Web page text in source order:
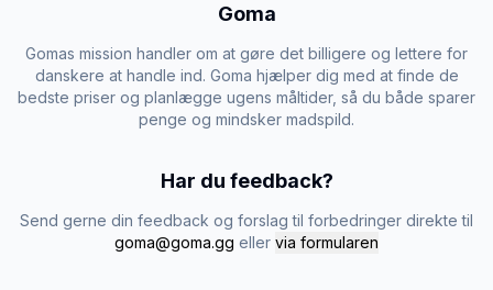
Goma
Gomas mission handler om at gøre det billigere og lettere for
danskere at handle ind. Goma hjælper dig med at finde de
bedste priser og planlægge ugens måltider, så du både sparer
penge og mindsker madspild.
Har du feedback?
Send gerne din feedback og forslag til forbedringer direkte til
goma@goma.gg eller via formularen